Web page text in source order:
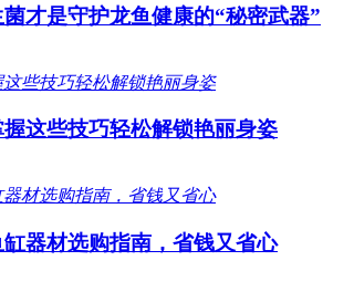
才是守护龙鱼健康的“秘密武器”
这些技巧轻松解锁艳丽身姿
器材选购指南，省钱又省心